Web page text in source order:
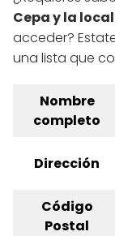
Cepa y la
acceder?
una lista que
Nombre
completo
Dirección
Código
Postal